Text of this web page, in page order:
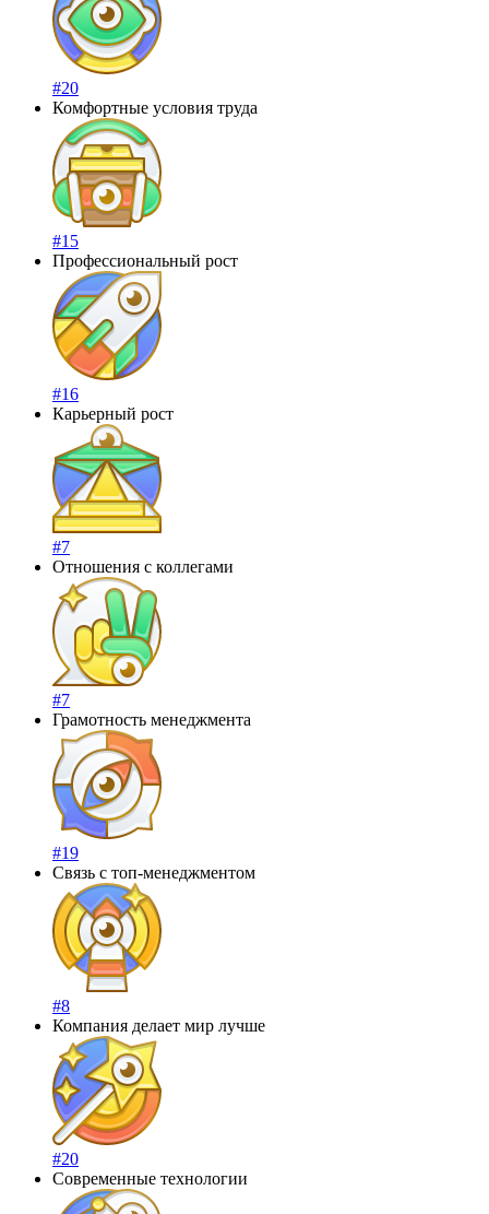
#20
Комфортные условия труда
#15
Профессиональный рост
#16
Карьерный рост
#7
Отношения с коллегами
#7
Грамотность менеджмента
#19
Связь с топ-менеджментом
#8
Компания делает мир лучше
#20
Современные технологии